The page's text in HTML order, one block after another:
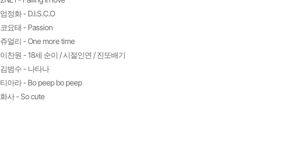
엄정화 - D.I.S.C.O
코요태 - Passion
쥬얼리 - One more time
이찬원 - 18세 순이 / 시절인연 / 진또배기
김범수 - 나타나
티아라 - Bo peep bo peep
화사 - So cute